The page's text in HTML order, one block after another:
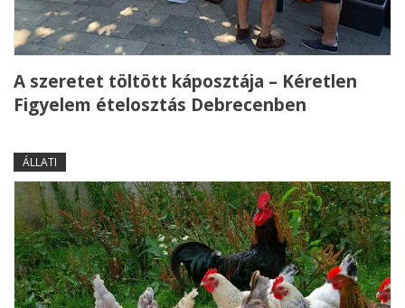
A szeretet töltött káposztája – Kéretlen
Figyelem ételosztás Debrecenben
ÁLLATI